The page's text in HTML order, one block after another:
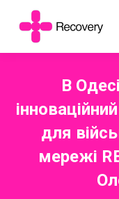
В
для
мережі